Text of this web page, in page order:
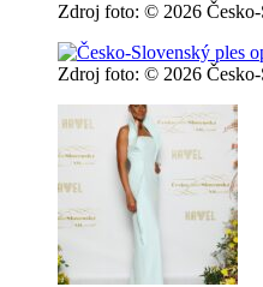
Zdroj foto: © 2026
Zdroj foto: © 2026